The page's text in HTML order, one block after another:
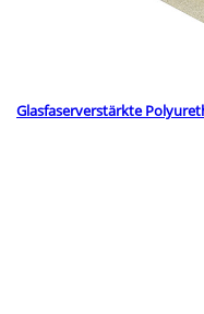
Glasfaserverstärkte